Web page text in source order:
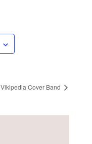
Vikipedia Cover Band